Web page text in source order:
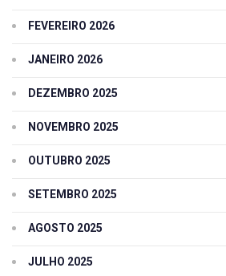
FEVEREIRO 2026
JANEIRO 2026
DEZEMBRO 2025
NOVEMBRO 2025
OUTUBRO 2025
SETEMBRO 2025
AGOSTO 2025
JULHO 2025